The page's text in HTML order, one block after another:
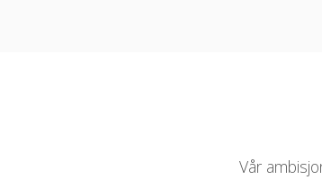
Vår